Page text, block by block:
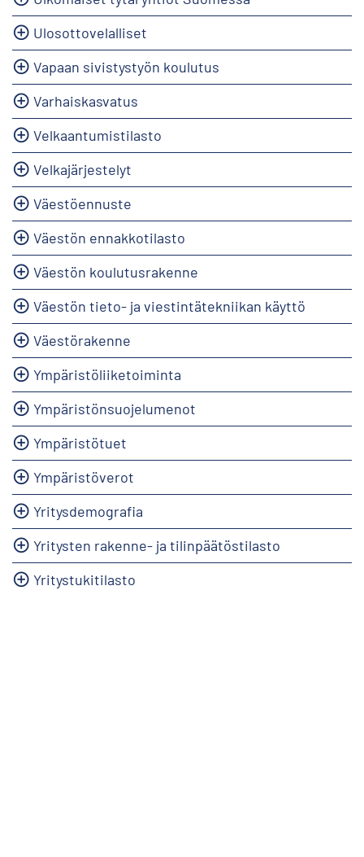
Ulosottovelalliset
Vapaan sivistystyön koulutus
Varhaiskasvatus
Velkaantumistilasto
Velkajärjestelyt
Väestöennuste
Väestön ennakkotilasto
Väestön koulutusrakenne
Väestön tieto- ja viestintätekniikan käyttö
Väestörakenne
Ympäristöliiketoiminta
Ympäristönsuojelumenot
Ympäristötuet
Ympäristöverot
Yritysdemografia
Yritysten rakenne- ja tilinpäätöstilasto
Yritystukitilasto